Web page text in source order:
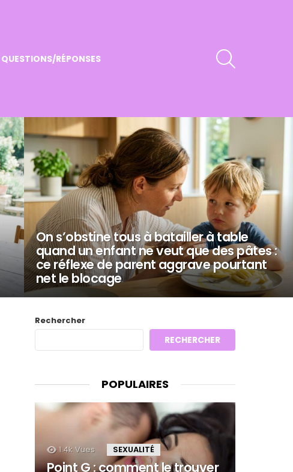
QUESTIONS/RÉPONSES
On s’obstine tous à batailler à table
quand un enfant ne veut que des pâtes :
ce réflexe de parent aggrave pourtant
net le blocage
Rechercher
RECHERCHER
POPULAIRES
1.4k Vues SEXUALITÉ
Point G : comment le trouver